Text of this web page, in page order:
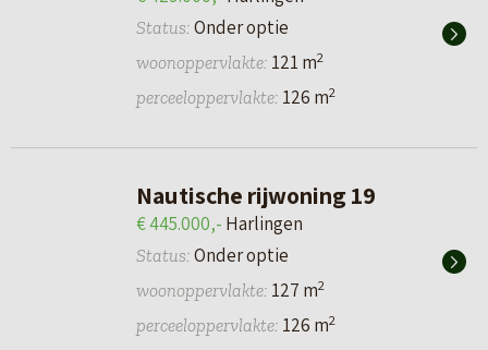
Status: Onder optie
woonoppervlakte: 121 m2
perceeloppervlakte: 126 m2
Nautische rijwoning 19
€ 445.000,- Harlingen
Status: Onder optie
woonoppervlakte: 127 m2
perceeloppervlakte: 126 m2